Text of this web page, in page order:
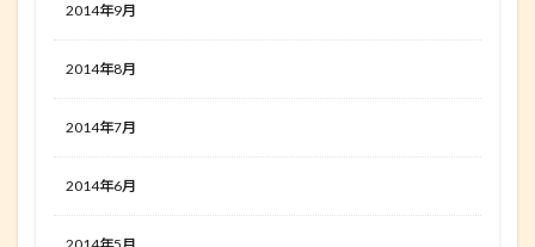
2014年9月
2014年8月
2014年7月
2014年6月